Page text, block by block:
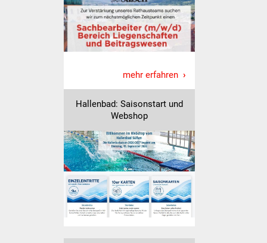
Freundeskreis Asyl
Ukraine-Hilfe
Wohnen
Bauen in Süßen
Baugrundstücke
Wirtschaft
Haushalt & Infos
mehr erfahren
Hallenbad: Saisonstart und
Webshop